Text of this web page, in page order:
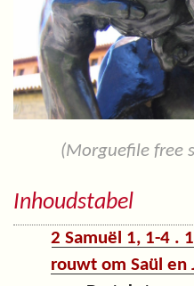
(Morguefile free
Inhoudstabel
2 Samuël 1, 1-4 .
rouwt om Saül en